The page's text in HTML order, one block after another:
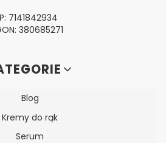
7141842934
380685271
Blog
Kremy do rąk
Serum